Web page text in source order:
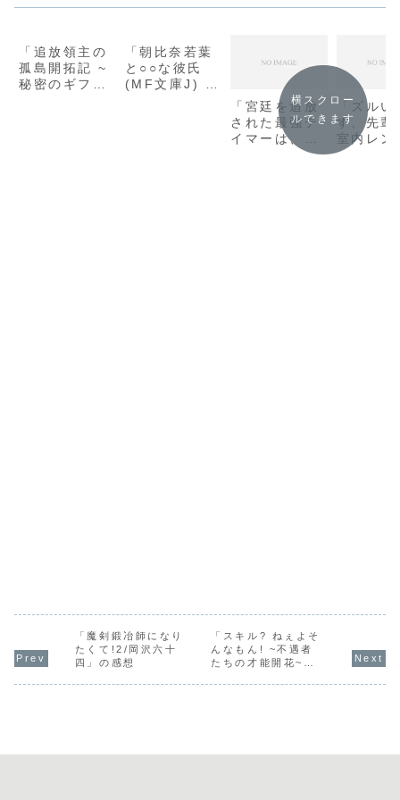
「追放領主の
孤島開拓記 ~
秘密のギフト
「朝比奈若葉
と○○な彼氏
(MF文庫J) /
「宮廷を追放
された最強テ
イマーは、S
ランク冒険者
「ズルい
す、先輩
室内レン
(角川ビ
横スクロー
ルできます
「魔剣鍛冶師になり
たくて!2/岡沢六十
四」の感想
「スキル? ねぇよそ
んなもん! ~不遇者
たちの才能開花~